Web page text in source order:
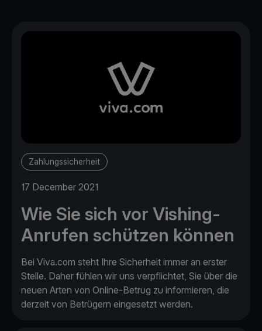
Zahlungssicherheit
17 December 2021
Wie Sie sich vor Vishing-
Anrufen schützen können
Bei Viva.com steht Ihre Sicherheit immer an erster
Stelle. Daher fühlen wir uns verpflichtet, Sie über die
neuen Arten von Online-Betrug zu informieren, die
derzeit von Betrügern eingesetzt werden.